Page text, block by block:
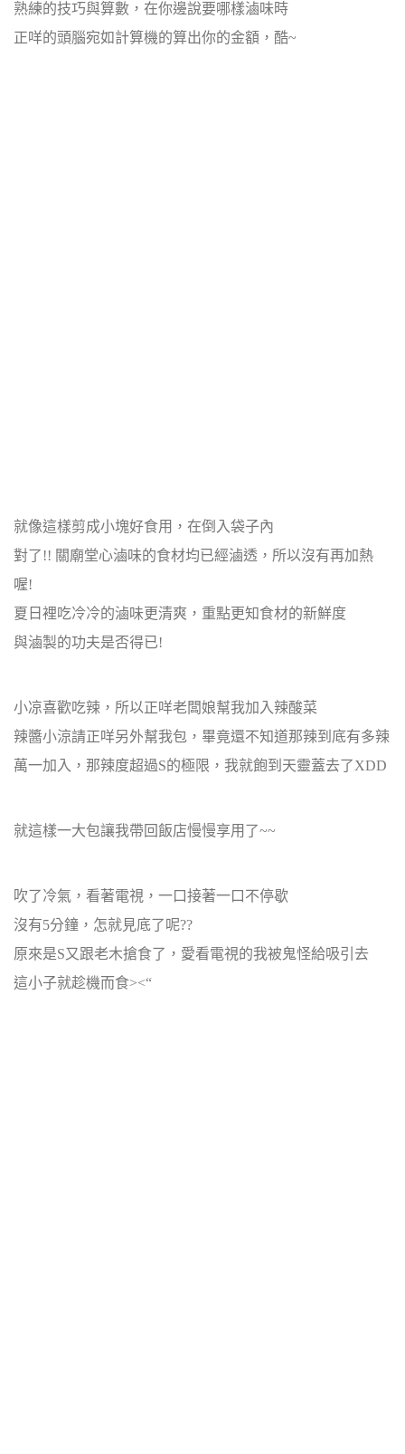
熟練的技巧與算數，在你邊說要哪樣滷味時
正咩的頭腦宛如計算機的算出你的金額，酷~
就像這樣剪成小塊好食用，在倒入袋子內
對了!! 關廟堂心滷味的食材均已經滷透，所以沒有再加熱
喔!
夏日裡吃冷冷的滷味更清爽，重點更知食材的新鮮度
與滷製的功夫是否得已!
小凉喜歡吃辣，所以正咩老闆娘幫我加入辣酸菜
辣醬小涼請正咩另外幫我包，畢竟還不知道那辣到底有多辣
萬一加入，那辣度超過S的極限，我就飽到天靈蓋去了XDD
就這樣一大包讓我帶回飯店慢慢享用了~~
吹了冷氣，看著電視，一口接著一口不停歇
沒有5分鐘，怎就見底了呢??
原來是S又跟老木搶食了，愛看電視的我被鬼怪給吸引去
這小子就趁機而食><“